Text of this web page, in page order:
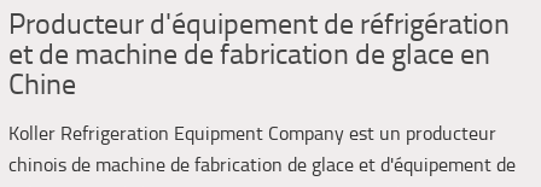
Producteur d'équipement de réfrigération
et de machine de fabrication de glace en
Chine
Koller Refrigeration Equipment Company est un producteur
chinois de machine de fabrication de glace et d'équipement de